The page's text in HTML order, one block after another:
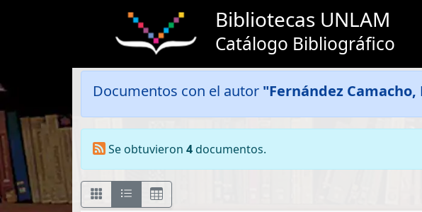
Bibliotecas UNLAM
Catálogo Bibliográfico
Documentos con el autor "Fernández
Se obtuvieron 4documentos.